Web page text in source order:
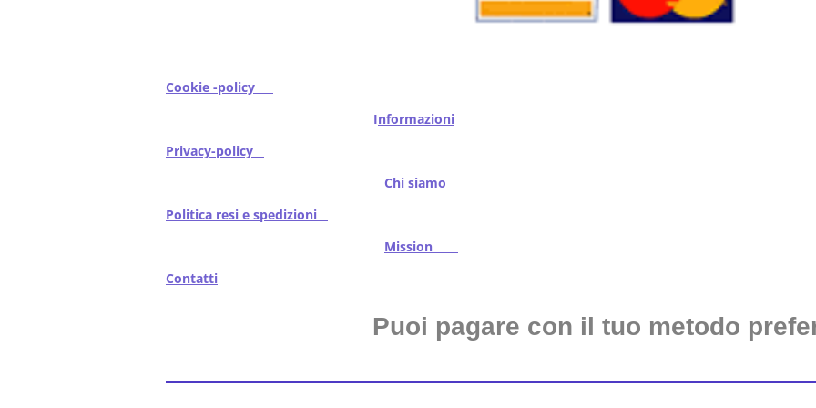
Cookie -policy
Informazioni
Privacy-policy
Chi siamo
Politica resi e spedizioni
Mission
Contatti
Puoi pagare con il tuo metodo